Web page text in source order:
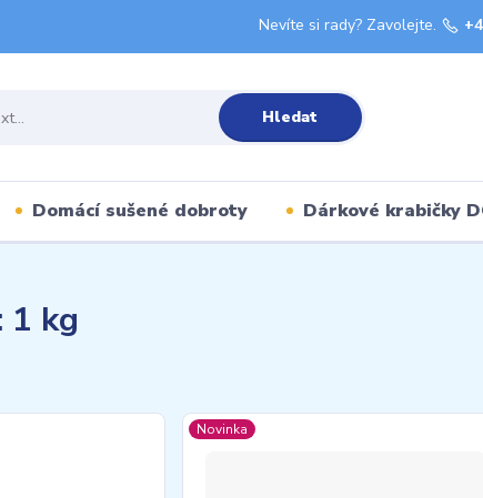
Hledat
Nevíte si rady? Zavolejte.
Domácí sušené dobroty Dárkové krabičky
1 kg
Novinka